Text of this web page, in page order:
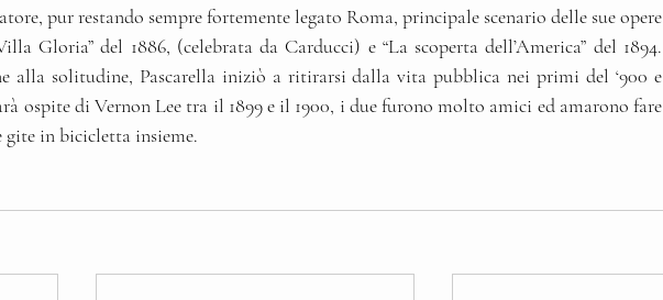
pur restando sempre fortemente legato Roma, principale scenario delle sue opere
Gloria” del 1886, (celebrata da Carducci) e “La scoperta dell’America” del 1894.
alla solitudine, Pascarella iniziò a ritirarsi dalla vita pubblica nei primi del ‘900 e
ospite di Vernon Lee tra il 1899 e il 1900, i due furono molto amici ed amarono fare
gite in bicicletta insieme.